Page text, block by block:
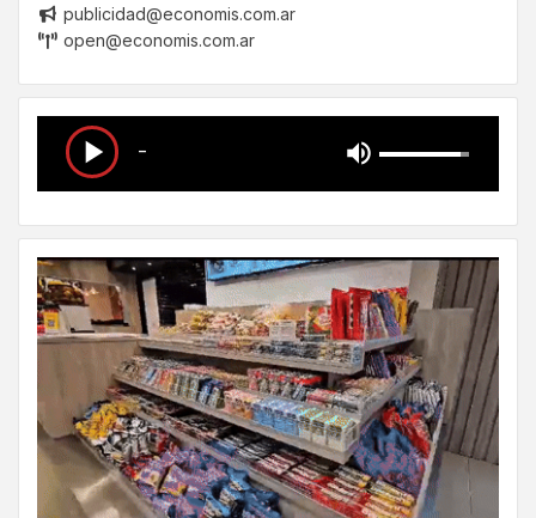
publicidad@economis.com.ar
open@economis.com.ar